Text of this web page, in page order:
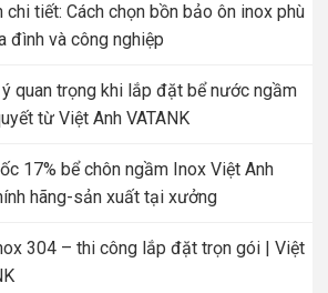
chi tiết: Cách chọn bồn bảo ôn inox phù
đình và công nghiệp
quan trọng khi lắp đặt bể nước ngầm
từ Việt Anh VATANK
17% bể chôn ngầm Inox Việt Anh
hãng-sản xuất tại xưởng
304 – thi công lắp đặt trọn gói | Việt